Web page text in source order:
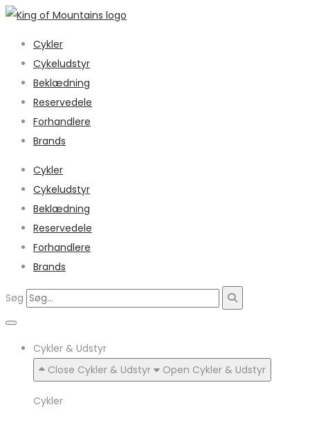
Cykler
Cykeludstyr
Beklædning
Reservedele
Forhandlere
Brands
Cykler
Cykeludstyr
Beklædning
Reservedele
Forhandlere
Brands
Søg
Cykler & Udstyr
Close Cykler & Udstyr
Open Cykler & Udstyr
Cykler